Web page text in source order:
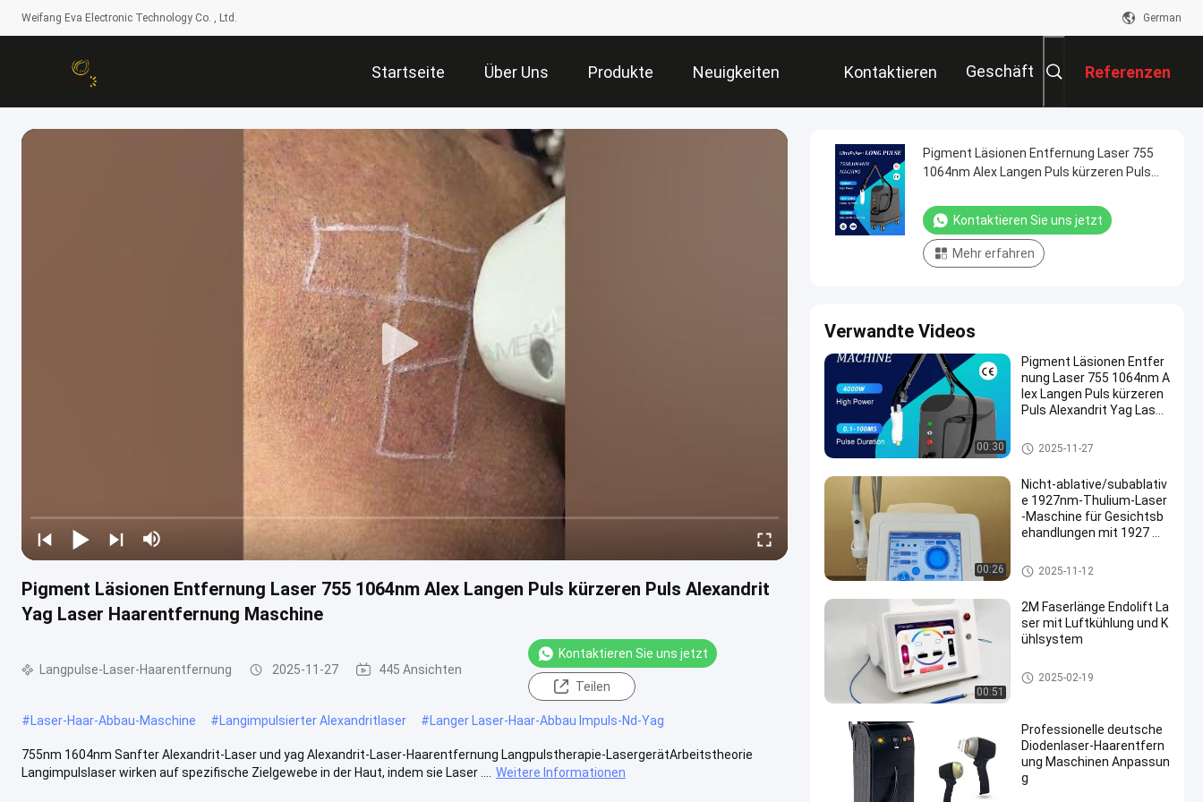
Weifang Eva Electronic Technology Co. , Ltd. German
Startseite Über Uns Produkte Neuigkeiten Kontaktieren
Sie Uns
Geschäft Referenzen
Pigment Läsionen Entfernung Laser 755 1064nm Alex Langen Puls kürzeren Puls Alexandrit
Yag Laser Haarentfernung Maschine
Langpulse-Laser-Haarentfernung 2025-11-27 445 Ansichten
Kontaktieren Sie uns jetzt
Teilen
#Laser-Haar-Abbau-Maschine #Langimpulsierter Alexandritlaser #Langer Laser-Haar-Abbau Impuls-Nd-Yag
755nm 1604nm Sanfter Alexandrit-Laser und yag Alexandrit-Laser-Haarentfernung Langpulstherapie-LasergerätArbeitstheorie
Langimpulslaser wirken auf spezifische Zielgewebe in der Haut, indem sie Laser ....
Weitere Informationen
Pigment Läsionen Entfernung Laser 755
1064nm Alex Langen Puls kürzeren Puls
Maschine
Kontaktieren Sie uns jetzt
Mehr erfahren
Verwandte Videos
00:30
Pigment Läsionen Entfer
nung Laser 755 1064nm A
lex Langen Puls kürzeren
Puls Alexandrit Yag Laser
e
Langpulse-Laser-Haarentfernu
ng
2025-11-27
00:26
Nicht-ablative/subablativ
e 1927nm-Thulium-Laser
-Maschine für Gesichtsb
ehandlungen mit 1927 We
Dioden-Laser-Haar-Abbau-Mas
chine
2025-11-12
00:51
2M Faserlänge Endolift La
ser mit Luftkühlung und K
ühlsystem
Laser-Lipolyse-Maschine
2025-02-19
Professionelle deutsche
Diodenlaser-Haarentfern
ung Maschinen Anpassun
g